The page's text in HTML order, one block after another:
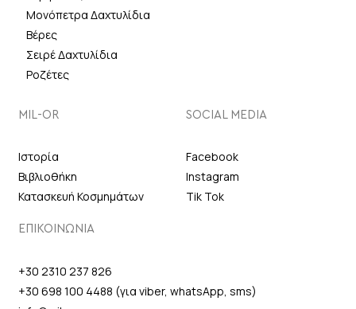
Μονόπετρα Δαχτυλίδια
Βέρες
Σειρέ Δαχτυλίδια
Ροζέτες
MIL-OR
Ιστορία
Βιβλιοθήκη
Κατασκευή Κοσμημάτων
SOCIAL MEDIA
Facebook
Instagram
Tik Tok
ΕΠΙΚΟΙΝΩΝΙΑ
+30 2310 237 826
+30 698 100 4488 (για viber, whatsApp, sms)